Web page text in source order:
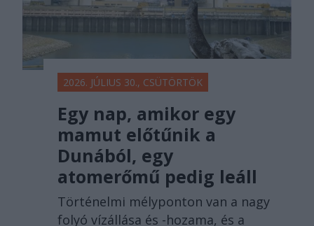
2026. JÚLIUS 30., CSÜTÖRTÖK
Egy nap, amikor egy
mamut előtűnik a
Dunából, egy
atomerőmű pedig leáll
Történelmi mélyponton van a nagy
folyó vízállása és -hozama, és a